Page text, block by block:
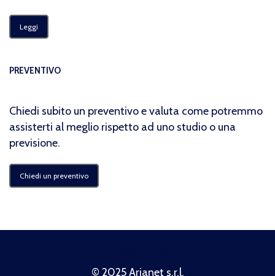
Leggi
PREVENTIVO
Chiedi subito un preventivo e valuta come potremmo
assisterti al meglio rispetto ad uno studio o una
previsione.
Chiedi un preventivo
© 2025 Arianet s.r.l.